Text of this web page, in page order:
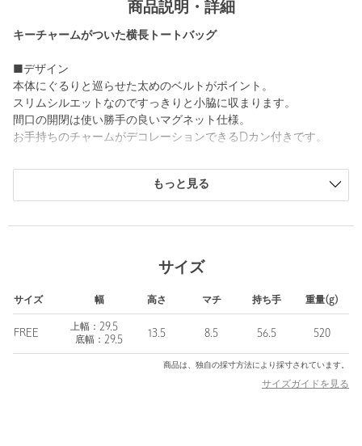
商品説明・詳細
キーチャームがついた横長トートバッグ
■デザイン
本体にぐるりと巡らせた太めのベルトがポイント。
スリムシルエットなのですっきりと小脇に収まります。
間口の開閉は使い勝手の良いマグネット仕様。
お手持ちのチャームがデコレーションできるDカン付きです。
■メーカー品番
BLACK：25SB05009249 STONE BLACK
OFF WHITE：25SB05009250 STONE CREAM
2016年にオーナー兼デザイナーのHee Jin Kang （ヒージン カ
ブランド。
ブランド名の＜OSOI＞は日本語の「遅い」が語源で、少しゆっく
りでも自分たちのペースを守りたい、上質なモノ作りをしていき
たいという思いが込められています。
ォルム、適度な遊び心がありながらも使い勝手の良いデザインが
もっと見る
サイズ
サイズ 幅 高さ マチ 持ち手 重量(g)
FREE
上幅：29.5
底幅：29.5
13.5 8.5 56.5 520
商品は、独自の採寸方法により採寸されています。
サイズガイドを見る